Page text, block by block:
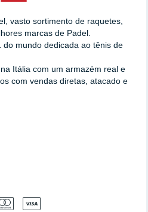
vasto sortimento de raquetes,
marcas de Padel.
mundo dedicada ao tênis de
Itália com um armazém real e
com vendas diretas, atacado e